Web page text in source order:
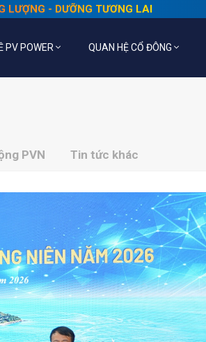
LƯỢNG - DƯỠNG TƯƠNG LAI
PV POWER QUAN HỆ CỔ ĐÔNG
PVN Tin tức khác